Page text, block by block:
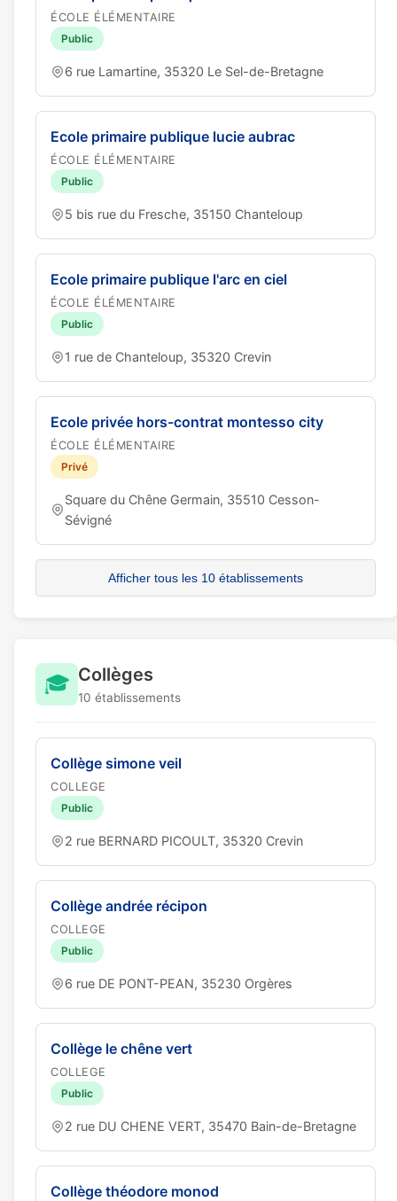
ÉCOLE ÉLÉMENTAIRE
Public
6 rue Lamartine, 35320 Le Sel-de-Bretagne
Ecole primaire publique lucie aubrac
ÉCOLE ÉLÉMENTAIRE
Public
5 bis rue du Fresche, 35150 Chanteloup
Ecole primaire publique l'arc en ciel
ÉCOLE ÉLÉMENTAIRE
Public
1 rue de Chanteloup, 35320 Crevin
Ecole privée hors-contrat montesso city
ÉCOLE ÉLÉMENTAIRE
Privé
Square du Chêne Germain, 35510 Cesson-
Sévigné
Afficher tous les 10 établissements
🎓 Collèges
10 établissements
Collège simone veil
COLLEGE
Public
2 rue BERNARD PICOULT, 35320 Crevin
Collège andrée récipon
COLLEGE
Public
6 rue DE PONT-PEAN, 35230 Orgères
Collège le chêne vert
COLLEGE
Public
2 rue DU CHENE VERT, 35470 Bain-de-Bretagne
Collège théodore monod